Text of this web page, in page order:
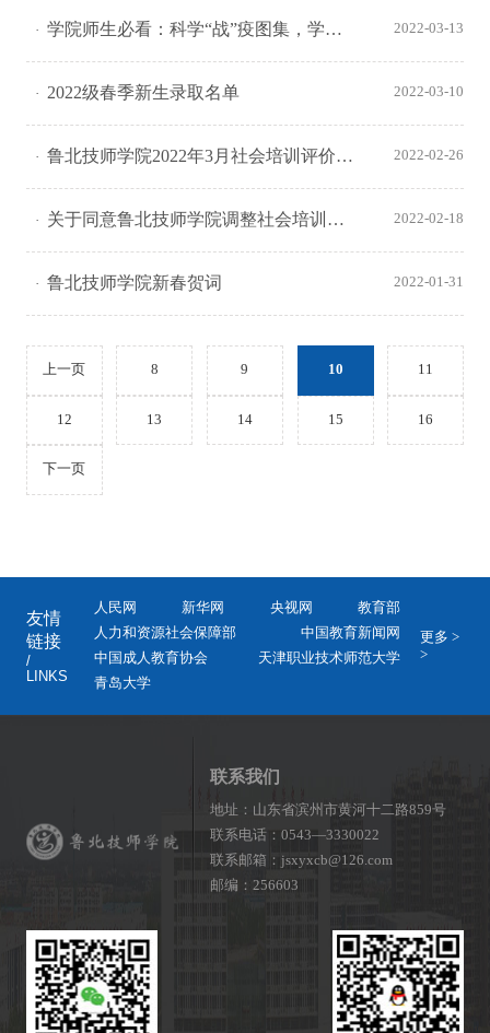
学院师生必看：科学“战”疫图集，学了管用更要用！ 2022-03-13
2022级春季新生录取名单 2022-03-10
鲁北技师学院2022年3月社会培训评价职业技能等级认定公告 2022-02-26
关于同意鲁北技师学院调整社会培训评价组织职业技能等级认定职业（工种）范围的函、各职业（工种）申报条件及收费标准公示 2022-02-18
鲁北技师学院新春贺词 2022-01-31
上一页 8 9 10 11
12 13 14 15 16
下一页
友情
链接
/
LINKS
人民网 新华网 央视网
教育部
人力和资源社会保障部
中国教育新闻网
中国成人教育协会
天津职业技术师范大学
青岛大学
更多 >
>
联系我们
地址：山东省滨州市黄河十二路859号
联系电话：0543—3330022
联系邮箱：jsxyxcb@126.com
邮编：256603